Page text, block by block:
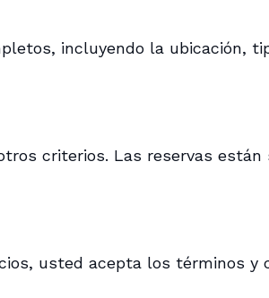
incluyendo la ubicación,
criterios. Las reservas
usted acepta los términos y